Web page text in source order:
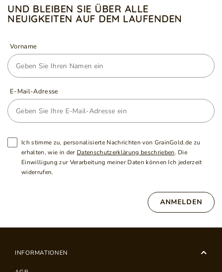
UND BLEIBEN SIE ÜBER ALLE
NEUIGKEITEN AUF DEM LAUFENDEN
Vorname
E-Mail-Adresse
Ich stimme zu, personalisierte Nachrichten von GrainGold.de zu
erhalten, wie in der Datenschutzerklärung beschrieben. Die
Einwilligung zur Verarbeitung meiner Daten können Ich jederzeit
widerrufen.
ANMELDEN
INFORMATIONEN